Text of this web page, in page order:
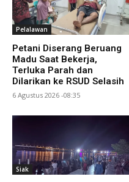
Pelalawan
Petani Diserang Beruang
Madu Saat Bekerja,
Terluka Parah dan
Dilarikan ke RSUD Selasih
6 Agustus 2026 -08:35
Siak